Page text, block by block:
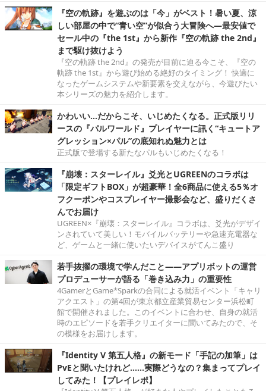
『空の軌跡』を遊ぶのは「今」がベスト！暑い夏、涼
しい部屋の中で“青い空”が似合う大冒険へ―最安値で
セール中の『the 1st』から新作『空の軌跡 the 2nd』
まで駆け抜けよう
『空の軌跡 the 2nd』の発売が目前に迫る今こそ、『空の
軌跡 the 1st』から遊び始める絶好のタイミング！ 快適に
なったゲームシステムや新要素を交えながら、今遊びたい
本シリーズの魅力を紹介します。
かわいい…だからこそ、いじめたくなる。正式版リリ
ースの『パルワールド』プレイヤーに訊く“キュートア
グレッション×パル”の底知れぬ魅力とは
正式版で登場する新たなパルもいじめたくなる！
『崩壊：スターレイル』爻光とUGREENのコラボは
「限定ギフトBOX」が超豪華！全6商品に使える5％オ
フクーポンやコスプレイヤー撮影会など、盛りだくさ
んでお届け
UGREEN×『崩壊：スターレイル』コラボは、爻光がデザイ
ンされていて美しい！モバイルバッテリーや急速充電器な
ど、ゲームと一緒に使いたいデバイスがてんこ盛り
若手抜擢の環境で学んだこと――アプリボットの運営
プロデューサーが語る「巻き込み力」の重要性
4GamerとGame*Sparkの合同による就活イベント「キャリ
アクエスト」の第4回が東京都立産業貿易センター浜松町
館で開催されました。このイベントに合わせ、自身の就活
時のエピソードを若手クリエイターに聞いてみたので、そ
の模様をお届けします。
『Identity V 第五人格』の新モード「手記の加筆」は
PvEと聞いたけれど……実際どうなの？集まってプレイ
してみた！【プレイレポ】